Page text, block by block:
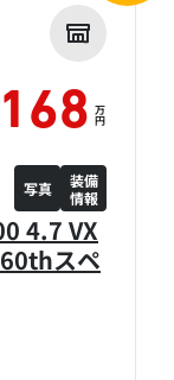
4.7 VX
スペ
168 万
円
写真
装備
情報